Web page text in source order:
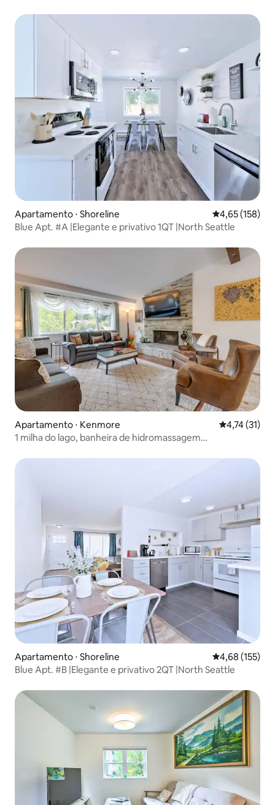
Apartamento ⋅ Shoreline 4,65 de uma
4,65 (158)
Blue Apt. #A |Elegante e privativo 1QT |North Seattle
Apartamento ⋅ Kenmore 4,74 de uma
4,74 (31)
1 milha do lago, banheira de hidromassagem
Apartamento ⋅ Shoreline 4,68 de uma
4,68 (155)
Blue Apt. #B |Elegante e privativo 2QT |North Seattle